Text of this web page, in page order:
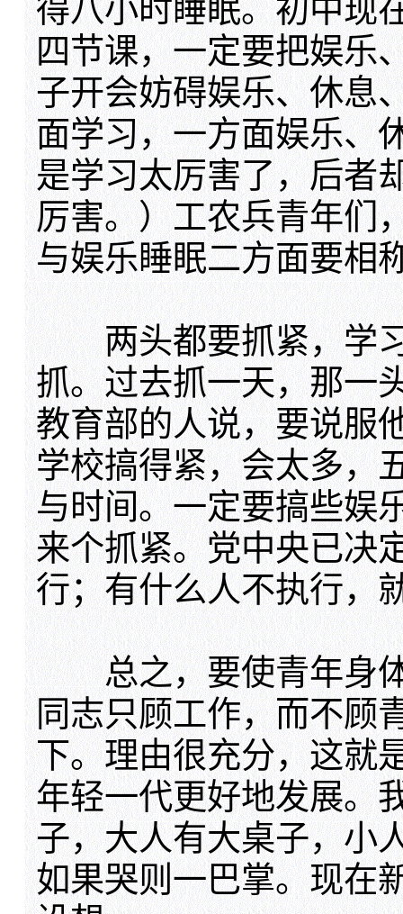
得八小时睡眠。初中现
四节课，一定要把娱乐
子开会妨碍娱乐、休息
面学习，一方面娱乐、
是学习太厉害了，后者
厉害。）工农兵青年们
与娱乐睡眠二方面要相
两头都要抓紧，学习
抓。过去抓一天，那一
教育部的人说，要说服
学校搞得紧，会太多，
与时间。一定要搞些娱
来个抓紧。党中央已决
行；有什么人不执行，
总之，要使青年身体
同志只顾工作，而不顾
下。理由很充分，这就
年轻一代更好地发展。
子，大人有大桌子，小
如果哭则一巴掌。现在